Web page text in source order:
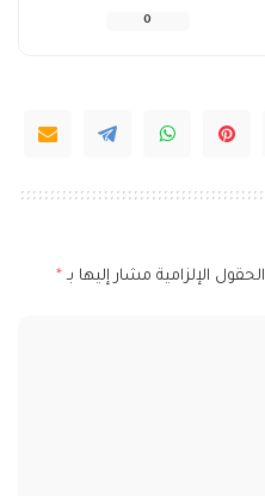
0
الحقول الإلزامية مشار إليها بـ *